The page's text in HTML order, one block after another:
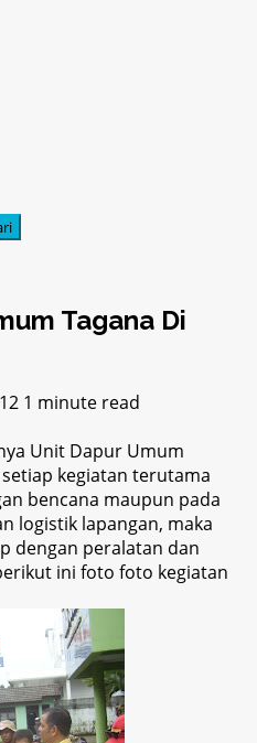
Tagana Di
1 minute read
Unit Dapur Umum
kegiatan terutama
bencana maupun pada
logistik lapangan, maka
dengan peralatan dan
ini foto foto kegiatan